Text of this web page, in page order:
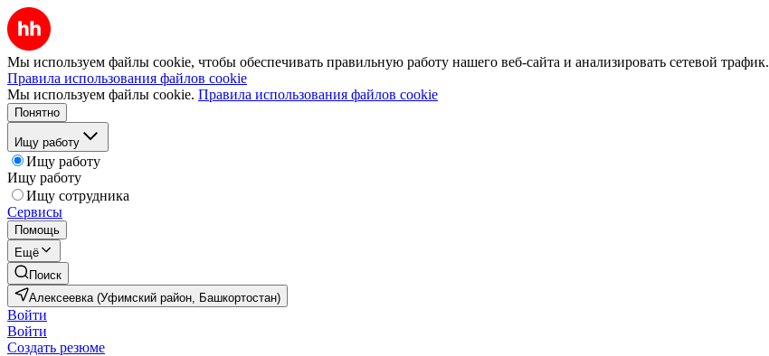
Мы используем файлы cookie, чтобы обеспечивать правильную работу нашего веб-сайта и анализировать сетевой трафик.
Правила использования файлов cookie
Мы используем файлы cookie. Правила использования файлов cookie
Понятно
Ищу работу
Ищу работу
Ищу работу
Ищу сотрудника
Сервисы
Помощь
Ещё
Поиск
Алексеевка (Уфимский район, Башкортостан)
Войти
Войти
Создать резюме